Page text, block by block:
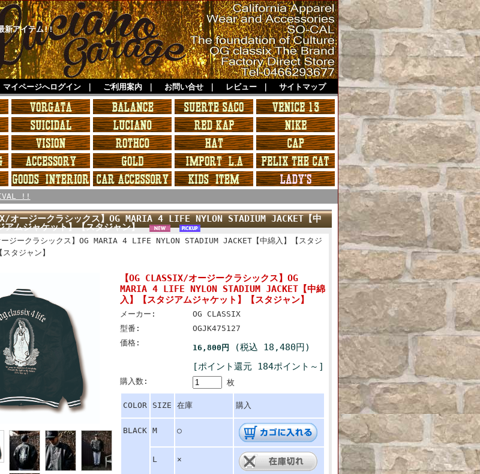
新アイテム!!
マイページへログイン｜ ご利用案内｜ お問い合せ｜ レビュー｜ サイトマップ
!!
オージークラシックス】OG MARIA 4 LIFE NYLON STADIUM JACKET【中
アムジャケット】【スタジャン】
ージークラシックス】OG MARIA 4 LIFE NYLON STADIUM JACKET【中綿入】【スタジ
タジャン】
【OG CLASSIX/オージークラシックス】OG
MARIA 4 LIFE NYLON STADIUM JACKET【中綿
入】【スタジアムジャケット】【スタジャン】
メーカー:
OG CLASSIX
型番:
OGJK475127
価格:
16,800円
(税込 18,480円)
[ポイント還元 184ポイント～]
購入数: 枚
COLOR SIZE 在庫 購入
BLACK M ○
L ×